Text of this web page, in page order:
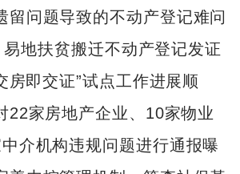
留问题导致的不动产登记难问
地扶贫搬迁不动产登记发证
房即交证”试点工作进展顺
22家房地产企业、10家物业
介机构违规问题进行通报曝